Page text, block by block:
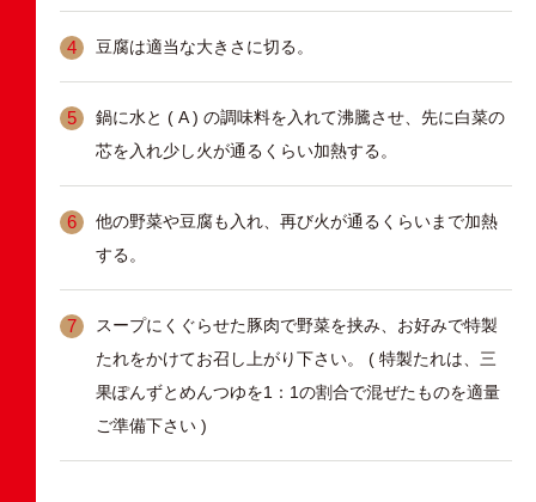
豆腐は適当な大きさに切る。
鍋に水と ( A ) の調味料を入れて沸騰させ、先に白菜の
芯を入れ少し火が通るくらい加熱する。
他の野菜や豆腐も入れ、再び火が通るくらいまで加熱
する。
スープにくぐらせた豚肉で野菜を挟み、お好みで特製
たれをかけてお召し上がり下さい。 ( 特製たれは、三
果ぽんずとめんつゆを1：1の割合で混ぜたものを適量
ご準備下さい )